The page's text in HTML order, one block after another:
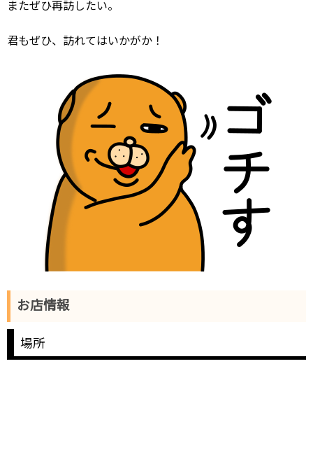
またぜひ再訪したい。
君もぜひ、訪れてはいかがか！
お店情報
場所